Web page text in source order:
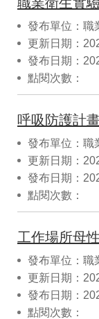
發布單位：職
更新日期：
發布日期：
點閱次數：
呼吸防護計
發布單位：職
更新日期：
發布日期：
點閱次數：
工作場所母
發布單位：職
更新日期：
發布日期：
點閱次數：